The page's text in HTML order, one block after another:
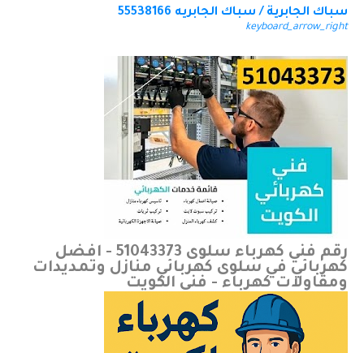
سباك الجابرية / سباك الجابريه 55538166
keyboard_arrow_right
رقم فني كهرباء سلوى 51043373 - افضل
كهربائي في سلوى كهربائي منازل وتمديدات
ومقاولات كهرباء - فني الكويت